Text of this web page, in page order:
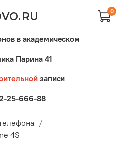
0
в академическом
Парина 41
записи
25-666-88
4S